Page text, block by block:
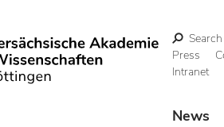
Search
Press
Intranet
News